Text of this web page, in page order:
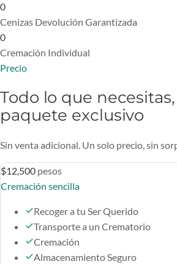
0
Cenizas Devolución Garantizada
0
Cremación Individual
Precio
Todo lo que
paquete exclusivo
Sin venta adicional. Un solo precio, sin
$12,500 pesos
Cremación sencilla
Recoger a tu Ser Querido
Transporte a un Crematorio
Cremación
Almacenamiento Seguro